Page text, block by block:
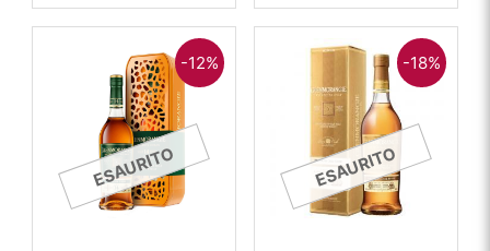
-12%
ESAURITO
-18%
ESAURITO